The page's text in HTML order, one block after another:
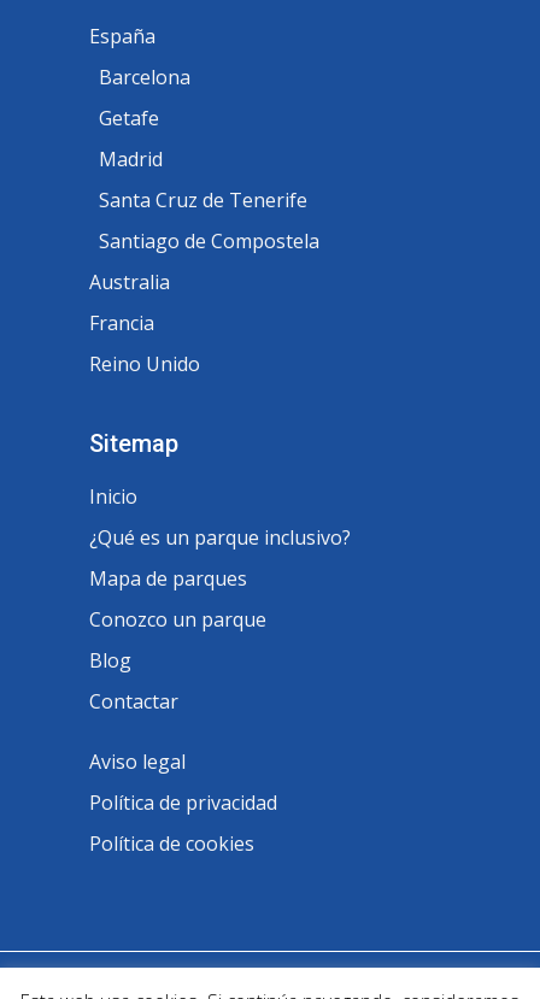
España
Barcelona
Getafe
Madrid
Santa Cruz de Tenerife
Santiago de Compostela
Australia
Francia
Reino Unido
Sitemap
Inicio
¿Qué es un parque inclusivo?
Mapa de parques
Conozco un parque
Blog
Contactar
Aviso legal
Política de privacidad
Política de cookies